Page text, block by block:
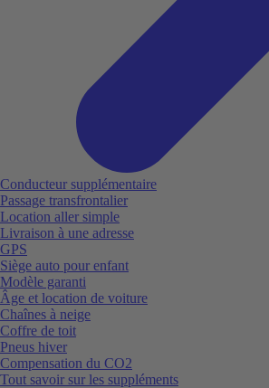
Conducteur supplémentaire
Passage transfrontalier
Location aller simple
Livraison à une adresse
GPS
Siège auto pour enfant
Modèle garanti
Âge et location de voiture
Chaînes à neige
Coffre de toit
Pneus hiver
Compensation du CO2
Tout savoir sur les suppléments